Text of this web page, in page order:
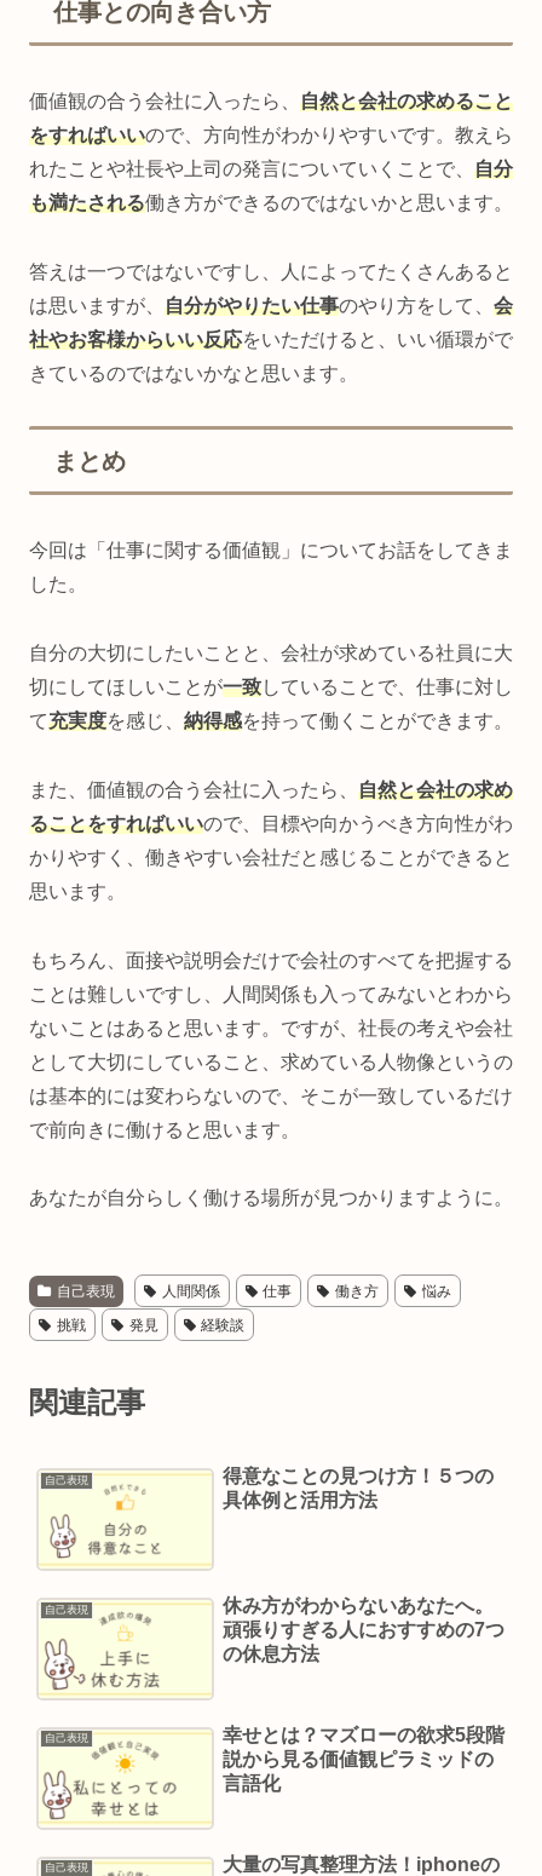
仕事との向き合い方
価値観の合う会社に入ったら、 自然と会社の求めること
をすればいいので、方向性がわかりやすいです。教えら
れたことや社長や上司の発言についていくことで、 自分
も満たされる働き方ができるのではないかと思います。
答えは一つではないですし、人によってたくさんあると
は思いますが、 自分がやりたい仕事のやり方をして、 会
社やお客様からいい反応をいただけると、いい循環がで
きているのではないかなと思います。
まとめ
今回は「仕事に関する価値観」についてお話をしてきま
した。
自分の大切にしたいことと、会社が求めている社員に大
切にしてほしいことが一致していることで、仕事に対し
て充実度を感じ、 納得感を持って働くことができます。
また、価値観の合う会社に入ったら、 自然と会社の求め
ることをすればいいので、目標や向かうべき方向性がわ
かりやすく、働きやすい会社だと感じることができると
思います。
もちろん、面接や説明会だけで会社のすべてを把握する
ことは難しいですし、人間関係も入ってみないとわから
ないことはあると思います。ですが、社長の考えや会社
として大切にしていること、求めている人物像というの
は基本的には変わらないので、そこが一致しているだけ
で前向きに働けると思います。
あなたが自分らしく働ける場所が見つかりますように。
自己表現 人間関係 仕事 働き方 悩み
挑戦 発見 経験談
関連記事
自己表現
得意なことの見つけ方！５つの
具体例と活用方法
自己表現
休み方がわからないあなたへ。
頑張りすぎる人におすすめの7つ
の休息方法
自己表現
幸せとは？マズローの欲求5段階
説から見る価値観ピラミッドの
言語化
自己表現
大量の写真整理方法！iphoneの